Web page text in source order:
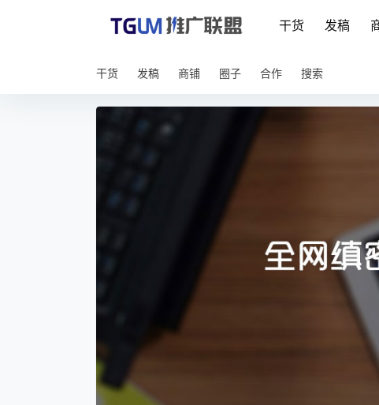
干货 发稿
干货 发稿 商铺 圈子 合作 搜索